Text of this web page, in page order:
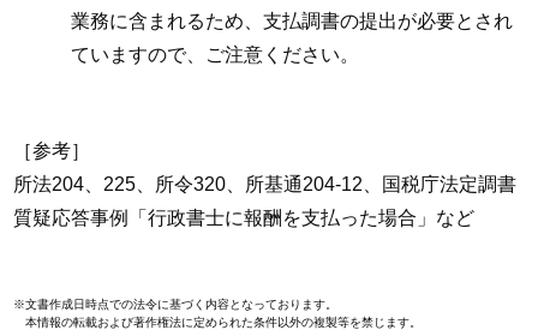
業務に含まれるため、支払調書の提出が必要とされ
ていますので、ご注意ください。
［参考］
所法204、225、所令320、所基通204-12、国税庁法定調書
質疑応答事例「行政書士に報酬を支払った場合」など
※文書作成日時点での法令に基づく内容となっております。
本情報の転載および著作権法に定められた条件以外の複製等を禁じます。